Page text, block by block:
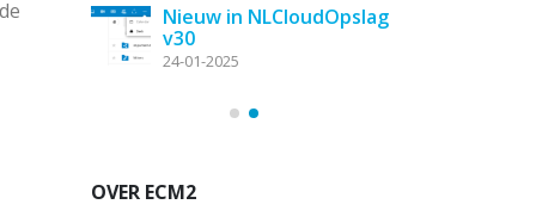
Nieuw in NLCloudOpslag
v30
24-01-2025
OVER ECM2